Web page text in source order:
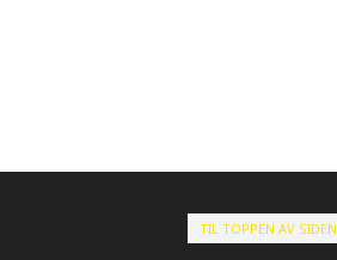
TIL TOPPEN AV SIDEN